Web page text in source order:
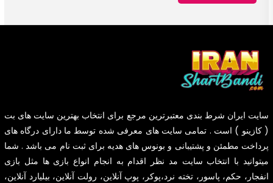
سایت ایران شرط بندی معتبرترین مرجع برای انتخاب بهترین سایت های بت
( کازینو ) است . تمامی سایت های معرفی شده توسط ما دارای درگاه های
پرداخت مطمئن و پشتیبانی و بونوس های هدیه برای ثبت نام می باشد . شما
میتوانید با انتخاب سایت مد نظر اقدام به انجام انواع بازی ها مثل بازی
انفجار، حکم، پاسور، تخته نرد،پوکر، پوپ آنلاین، رولت آنلاین، بیلیارد آنلاین،